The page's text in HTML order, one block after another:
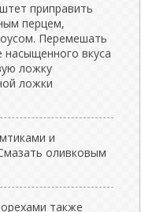
приправить
перцем,
Перемешать
вкуса
ложку
ложки
и
оливковым
также